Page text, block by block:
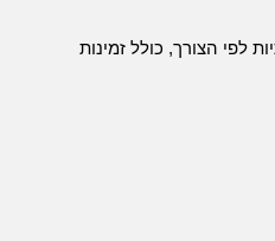
לפי הצורך, כולל זמינות